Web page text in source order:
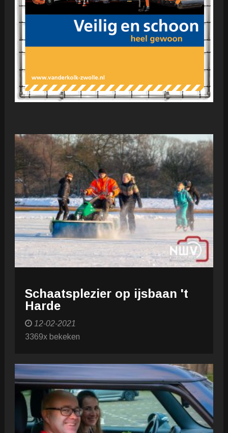
Schaatsplezier op ijsbaan 't
Harde
12-02-2021
3369x bekeken